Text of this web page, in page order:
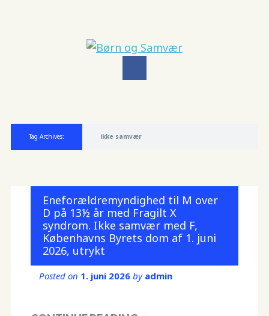
Main menu
content
Tag Archives: ikke samvær
Eneforældremyndighed til M over
D på 13½ år med Fragilt X
syndrom. Ikke samvær med F,
Københavns Byrets dom af 1. juni
2026, utrykt
Posted on 1. juni 2026 by admin